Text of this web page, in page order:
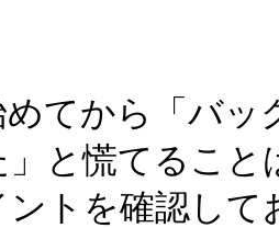
てから「バ
」と慌てるこ
ントを確認し